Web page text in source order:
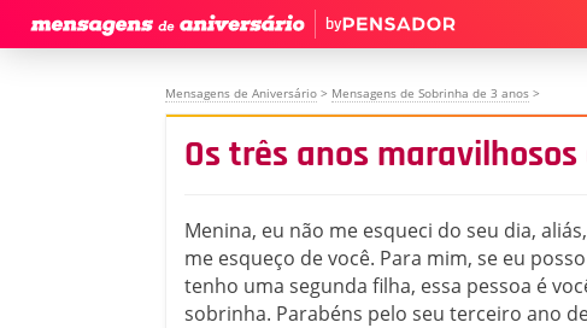
by
Mensagens de Aniversário > Mensagens de Sobrinha de 3 anos >
Os três anos
Menina, eu não me esqueci do seu dia,
me esqueço de você. Para mim, se eu
tenho uma segunda filha, essa pessoa é
sobrinha. Parabéns pelo seu terceiro ano